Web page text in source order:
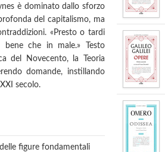
è dominato dallo sforzo
del capitalismo, ma
«Presto o tardi
che in male.» Testo
del Novecento, la Teoria
domande, instillando
secolo.
figure fondamentali